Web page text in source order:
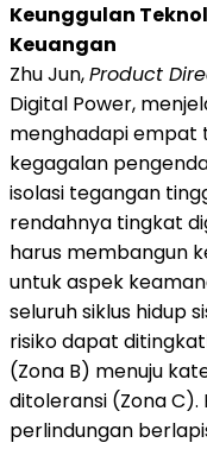
Keunggulan
Keuangan
Zhu Jun,Product
Digital Power,
menghadapi empat
kegagalan
isolasi tegangan
rendahnya tingkat
harus membangun
untuk aspek
seluruh siklus hidup
risiko dapat
(Zona B) menuju
ditoleransi (Zona
perlindungan